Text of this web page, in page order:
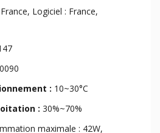
Logiciel : France,
: 10~30°C
: 30%~70%
maximale : 42W,